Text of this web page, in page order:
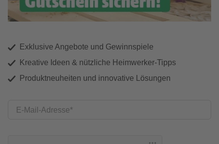
Exklusive Angebote und Gewinnspiele
Kreative Ideen & nützliche Heimwerker-Tipps
Produktneuheiten und innovative Lösungen
E-Mail-Adresse